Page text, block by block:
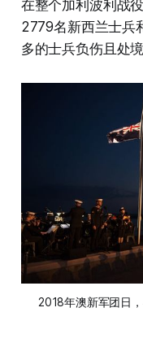
在整个加利波利战
2779名新西兰士兵
多的士兵负伤且处境
2018年澳新军团日